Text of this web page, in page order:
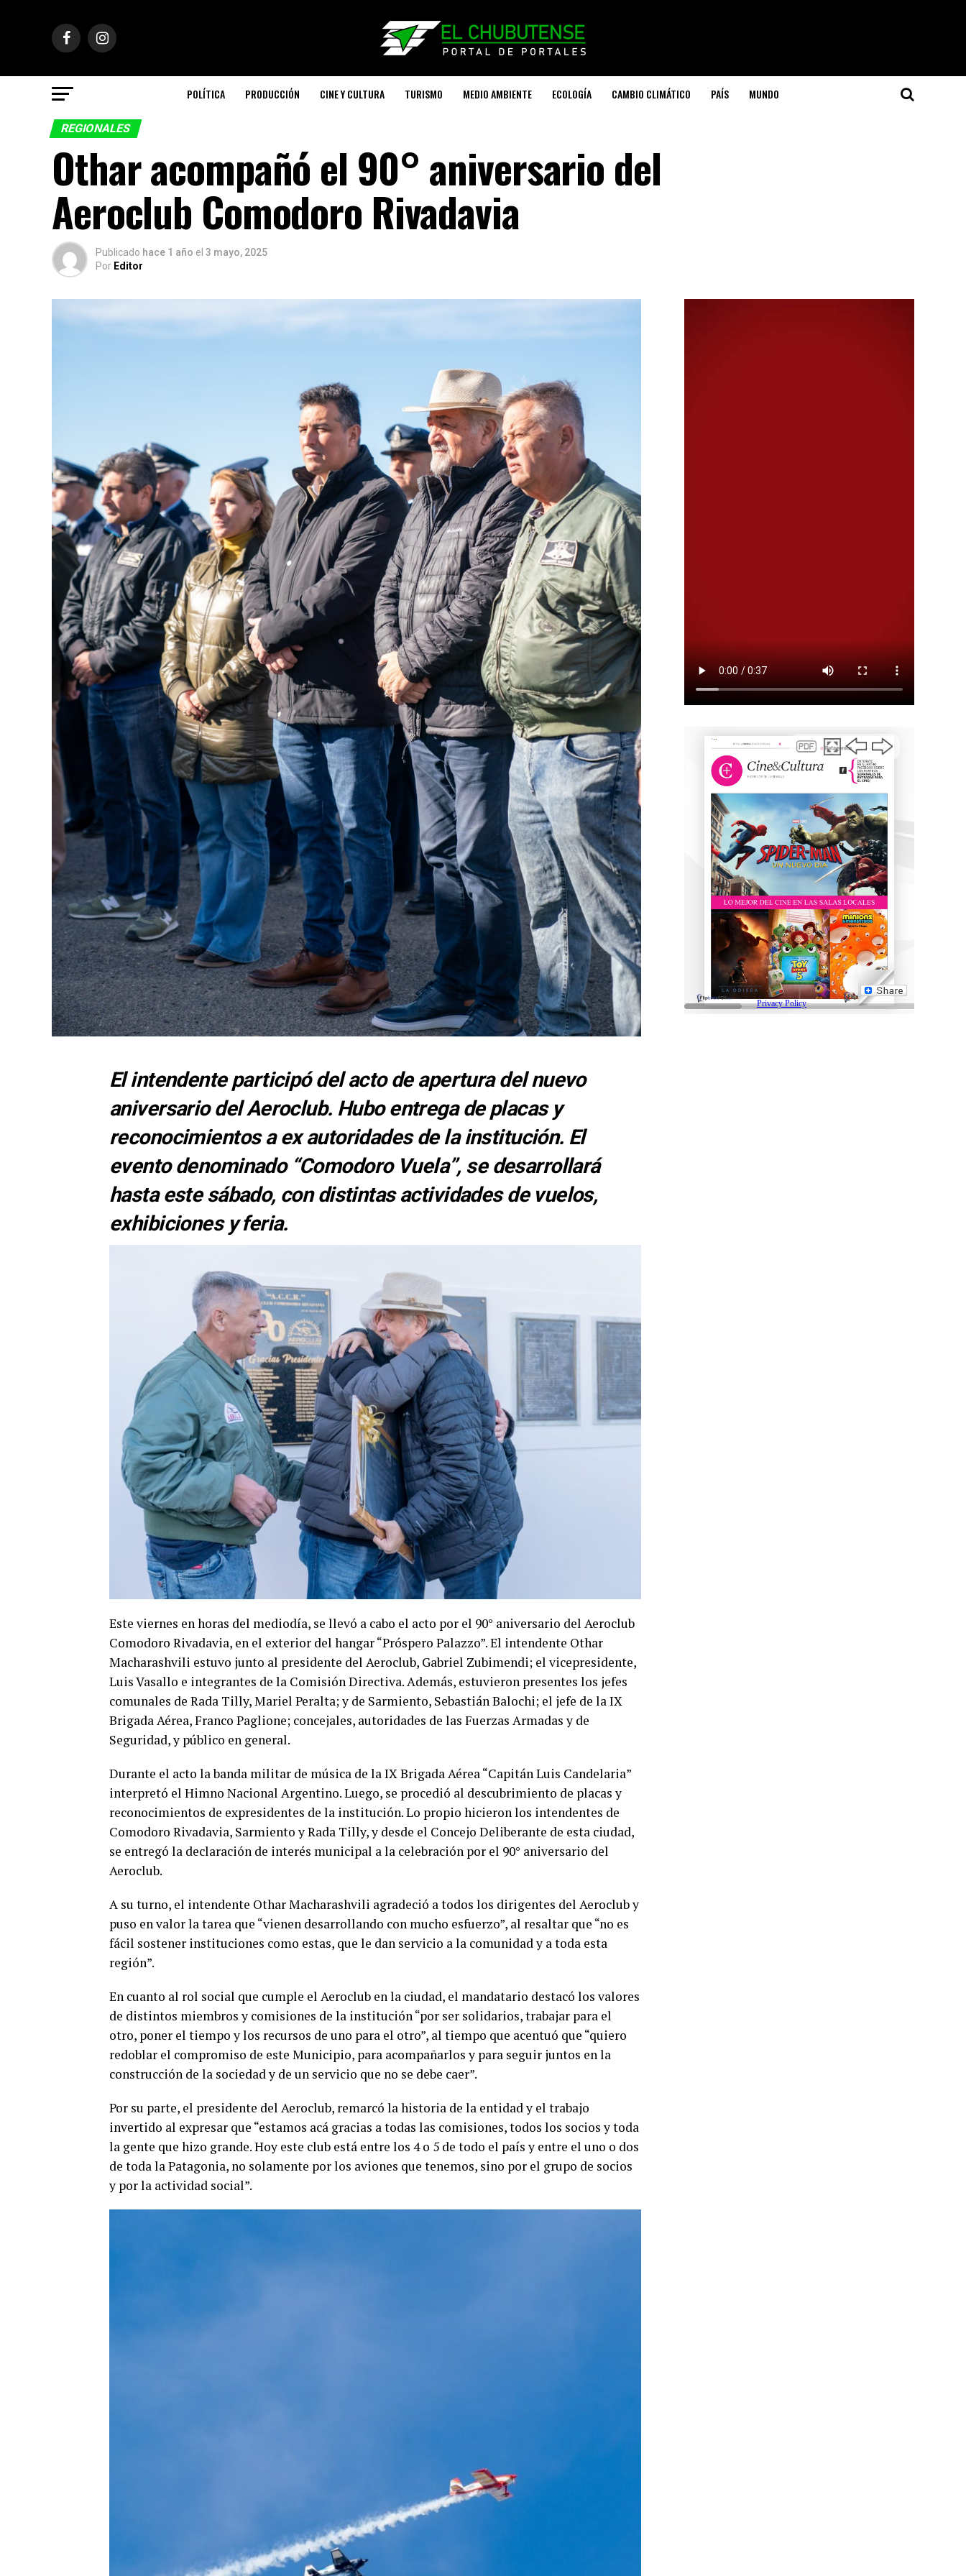
POLÍTICA PRODUCCIÓN CINE Y CULTURA TURISMO MEDIO AMBIENTE ECOLOGÍA CAMBIO CLIMÁTICO PAÍS MUNDO
REGIONALES
Othar acompañó el 90° aniversario del
Aeroclub Comodoro Rivadavia
Publicado hace 1 año el 3 mayo, 2025
Por Editor
El intendente participó del acto de apertura del nuevo
aniversario del Aeroclub. Hubo entrega de placas y
reconocimientos a ex autoridades de la institución. El
evento denominado “Comodoro Vuela”, se desarrollará
hasta este sábado, con distintas actividades de vuelos,
exhibiciones y feria.
Este viernes en horas del mediodía, se llevó a cabo el acto por el 90° aniversario del Aeroclub
Comodoro Rivadavia, en el exterior del hangar “Próspero Palazzo”. El intendente Othar
Macharashvili estuvo junto al presidente del Aeroclub, Gabriel Zubimendi; el vicepresidente,
Luis Vasallo e integrantes de la Comisión Directiva. Además, estuvieron presentes los jefes
comunales de Rada Tilly, Mariel Peralta; y de Sarmiento, Sebastián Balochi; el jefe de la IX
Brigada Aérea, Franco Paglione; concejales, autoridades de las Fuerzas Armadas y de
Seguridad, y público en general.
Durante el acto la banda militar de música de la IX Brigada Aérea “Capitán Luis Candelaria”
interpretó el Himno Nacional Argentino. Luego, se procedió al descubrimiento de placas y
reconocimientos de expresidentes de la institución. Lo propio hicieron los intendentes de
Comodoro Rivadavia, Sarmiento y Rada Tilly, y desde el Concejo Deliberante de esta ciudad,
se entregó la declaración de interés municipal a la celebración por el 90° aniversario del
Aeroclub.
A su turno, el intendente Othar Macharashvili agradeció a todos los dirigentes del Aeroclub y
puso en valor la tarea que “vienen desarrollando con mucho esfuerzo”, al resaltar que “no es
fácil sostener instituciones como estas, que le dan servicio a la comunidad y a toda esta
región”.
En cuanto al rol social que cumple el Aeroclub en la ciudad, el mandatario destacó los valores
de distintos miembros y comisiones de la institución “por ser solidarios, trabajar para el
otro, poner el tiempo y los recursos de uno para el otro”, al tiempo que acentuó que “quiero
redoblar el compromiso de este Municipio, para acompañarlos y para seguir juntos en la
construcción de la sociedad y de un servicio que no se debe caer”.
Por su parte, el presidente del Aeroclub, remarcó la historia de la entidad y el trabajo
invertido al expresar que “estamos acá gracias a todas las comisiones, todos los socios y toda
la gente que hizo grande. Hoy este club está entre los 4 o 5 de todo el país y entre el uno o dos
de toda la Patagonia, no solamente por los aviones que tenemos, sino por el grupo de socios
y por la actividad social”.